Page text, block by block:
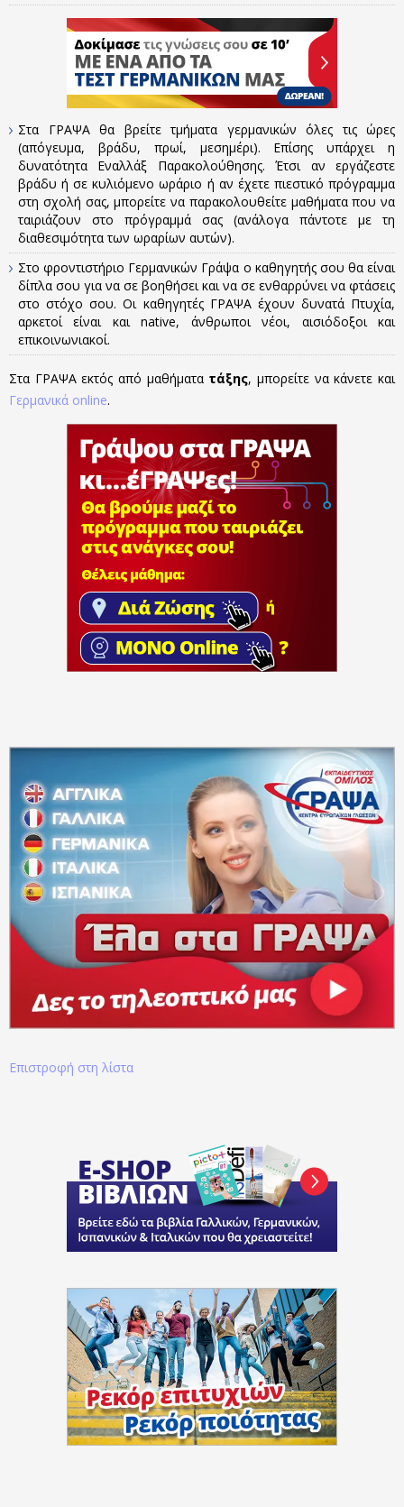
Στα ΓΡΑΨΑ θα βρείτε τμήματα γερμανικών όλες τις ώρες
(απόγευμα, βράδυ, πρωί, μεσημέρι). Επίσης υπάρχει η
δυνατότητα Εναλλάξ Παρακολούθησης. Έτσι αν εργάζεστε
βράδυ ή σε κυλιόμενο ωράριο ή αν έχετε πιεστικό πρόγραμμα
στη σχολή σας, μπορείτε να παρακολουθείτε μαθήματα που να
ταιριάζουν στο πρόγραμμά σας (ανάλογα πάντοτε με τη
διαθεσιμότητα των ωραρίων αυτών).
Στο φροντιστήριο Γερμανικών Γράψα ο καθηγητής σου θα είναι
δίπλα σου για να σε βοηθήσει και να σε ενθαρρύνει να φτάσεις
στο στόχο σου. Οι καθηγητές ΓΡΑΨΑ έχουν δυνατά Πτυχία,
αρκετοί είναι και native, άνθρωποι νέοι, αισιόδοξοι και
επικοινωνιακοί.
Στα ΓΡΑΨΑ εκτός από μαθήματα τάξης, μπορείτε να κάνετε και
Γερμανικά online.
Επιστροφή στη λίστα